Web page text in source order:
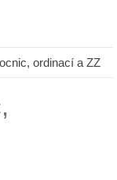
ordinací a ZZ